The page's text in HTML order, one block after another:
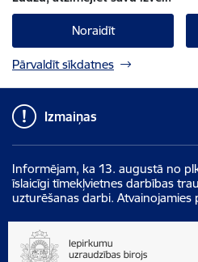
Noraidīt
Pārvaldīt sīkdatnes
Izmaiņas
Informējam, ka 13. augustā no
īslaicīgi tīmekļvietnes darbības
uzturēšanas darbi.